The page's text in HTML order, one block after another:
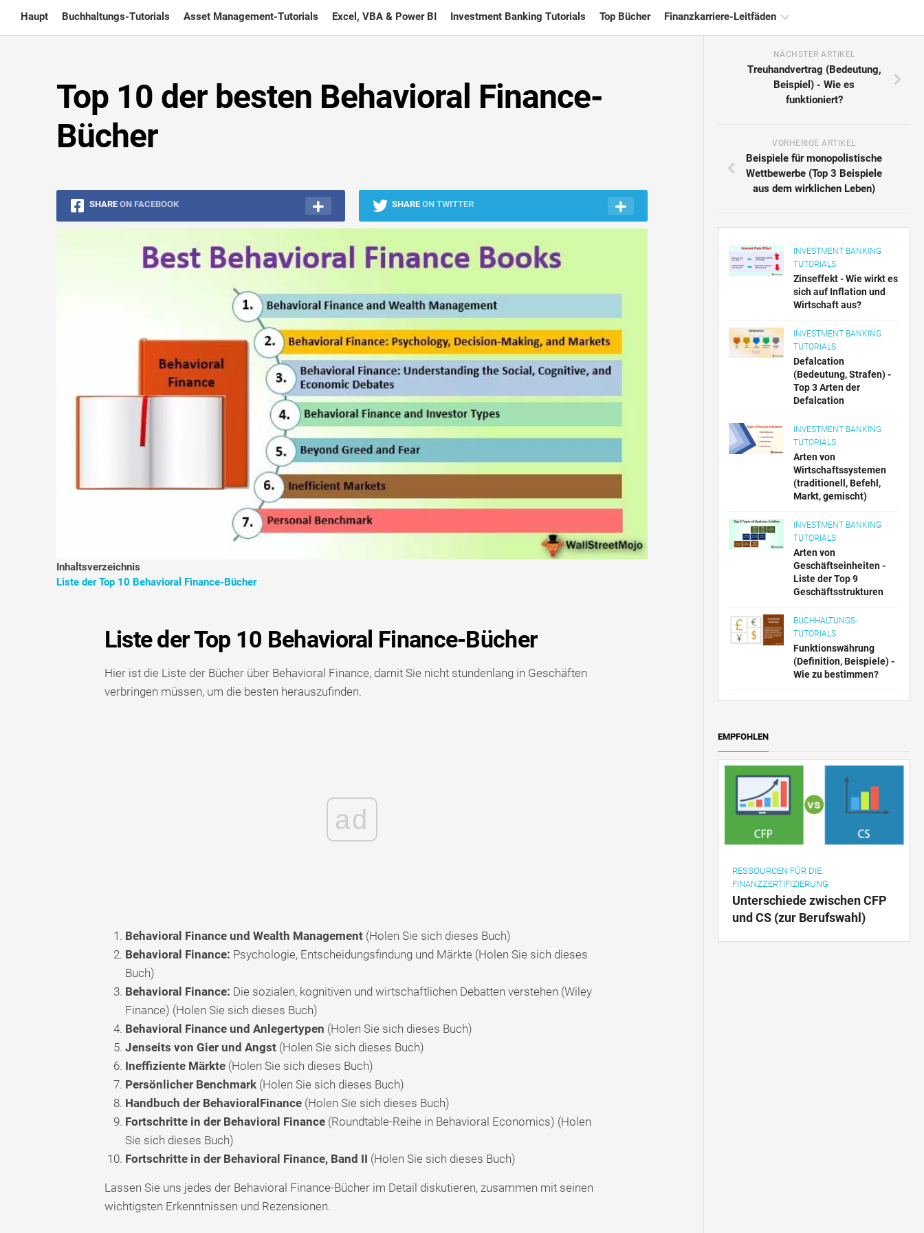
content
Haupt Buchhaltungs-Tutorials Asset Management-Tutorials Excel, VBA & Power BI Investment Banking Tutorials Top Bücher Finanzkarriere-Leitfäden
Finanzmodellierung
Risikomanagement-
Top 10 der besten Behavioral Finance-
Bücher
SHARE ON FACEBOOK SHARE ON TWITTER
Inhaltsverzeichnis
Liste der Top 10 Behavioral Finance-Bücher
Liste der Top 10 Behavioral Finance-Bücher
Hier ist die Liste der Bücher über Behavioral Finance, damit Sie nicht stundenlang in Geschäften
verbringen müssen, um die besten herauszufinden.
ad
Behavioral Finance und Wealth Management(Holen Sie sich dieses Buch)
Behavioral Finance: Psychologie, Entscheidungsfindung und Märkte (Holen Sie sich dieses
Buch)
Behavioral Finance: Die sozialen, kognitiven und wirtschaftlichen Debatten verstehen (Wiley
Finance) (Holen Sie sich dieses Buch)
Behavioral Finance und Anlegertypen (Holen Sie sich dieses Buch)
Jenseits von Gier und Angst(Holen Sie sich dieses Buch)
Ineffiziente Märkte(Holen Sie sich dieses Buch)
Persönlicher Benchmark(Holen Sie sich dieses Buch)
Handbuch der BehavioralFinance(Holen Sie sich dieses Buch)
Fortschritte in der Behavioral Finance(Roundtable-Reihe in Behavioral Economics) (Holen
Sie sich dieses Buch)
Fortschritte in der Behavioral Finance, Band II (Holen Sie sich dieses Buch)
Lassen Sie uns jedes der Behavioral Finance-Bücher im Detail diskutieren, zusammen mit seinen
wichtigsten Erkenntnissen und Rezensionen.
NÄCHSTER ARTIKEL
Treuhandvertrag (Bedeutung,
Beispiel) - Wie es
funktioniert?
VORHERIGE ARTIKEL
Beispiele für monopolistische
Wettbewerbe (Top 3 Beispiele
aus dem wirklichen Leben)
INVESTMENT BANKING
TUTORIALS
Zinseffekt - Wie wirkt es
sich auf Inflation und
Wirtschaft aus?
INVESTMENT BANKING
TUTORIALS
Defalcation
(Bedeutung, Strafen) -
Top 3 Arten der
Defalcation
INVESTMENT BANKING
TUTORIALS
Arten von
Wirtschaftssystemen
(traditionell, Befehl,
Markt, gemischt)
INVESTMENT BANKING
TUTORIALS
Arten von
Geschäftseinheiten -
Liste der Top 9
Geschäftsstrukturen
BUCHHALTUNGS-
TUTORIALS
Funktionswährung
(Definition, Beispiele) -
Wie zu bestimmen?
EMPFOHLEN
RESSOURCEN FÜR DIE
FINANZZERTIFIZIERUNG
Unterschiede zwischen CFP
und CS (zur Berufswahl)